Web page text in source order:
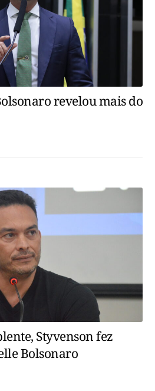
revelou mais do
Styvenson fez
Bolsonaro